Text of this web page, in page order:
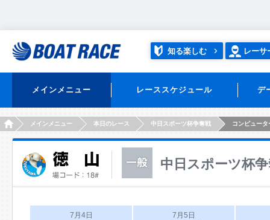
知る楽しむ レーサ
メインメニュー レーススケジュール デ
HOMEメインメニュー 本日のレース 中日スポーツ杯争奪戦 コンピュータ
中日スポーツ杯
7月4日 7月5日